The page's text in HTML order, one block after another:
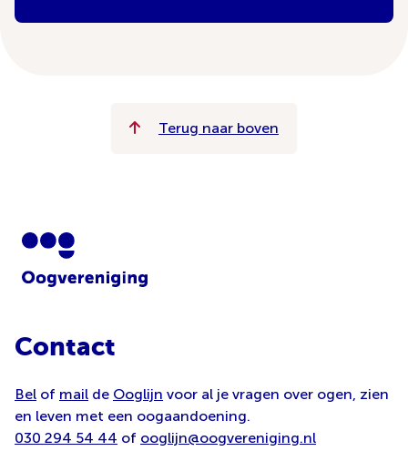
Terug naar boven
Contact
Bel of mail de Ooglijn voor al je vragen over ogen, zien
en leven met een oogaandoening.
030 294 54 44 of ooglijn@oogvereniging.nl